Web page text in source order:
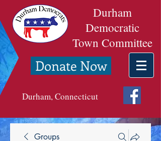
Durham
Democratic
Town Committee
Donate Now
Durham, Connecticut
Groups